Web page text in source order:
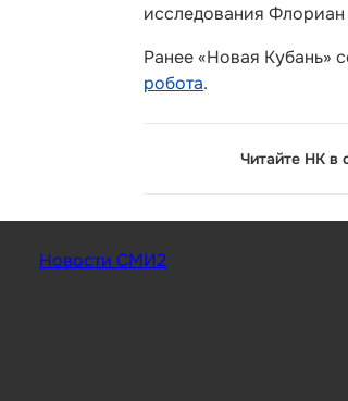
исследования
Ранее «Новая Кубань»
робота.
Читайте НК в
Новости СМИ2